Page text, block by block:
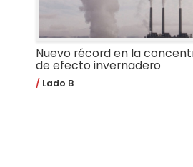
Nuevo récord en la
de efecto invernadero
Lado B